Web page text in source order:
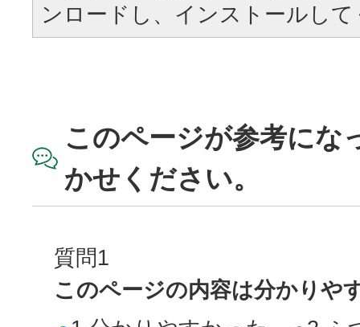
ンロードし、インストールし
このページが参考にな
かせください。
質問1
このページの内容は分かりや